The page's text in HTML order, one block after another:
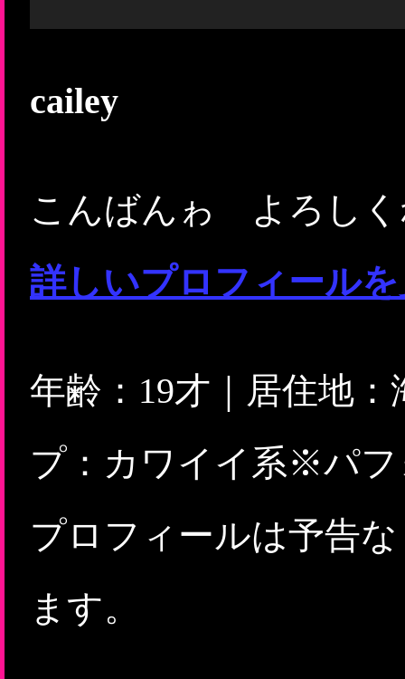
cailey
こんばんゎ よろしく
詳しいプロフィール
年齢：19才｜居住地
プ：カワイイ系※パフ
プロフィールは予告
ます。